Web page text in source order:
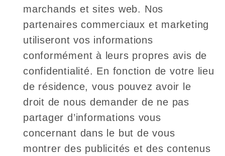
marchands et sites web. Nos
partenaires commerciaux et marketing
utiliseront vos informations
conformément à leurs propres avis de
confidentialité. En fonction de votre lieu
de résidence, vous pouvez avoir le
droit de nous demander de ne pas
partager d’informations vous
concernant dans le but de vous
montrer des publicités et des contenus